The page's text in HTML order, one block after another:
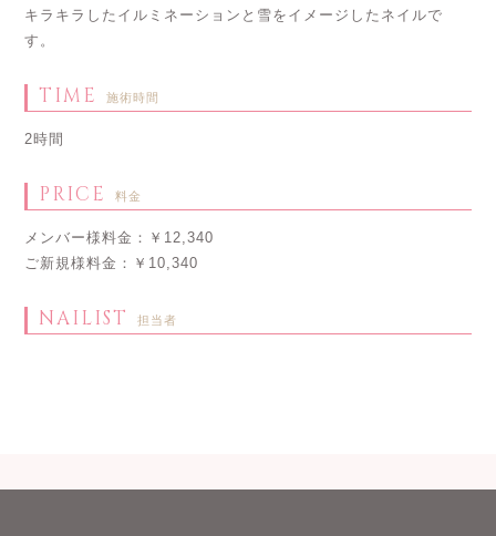
キラキラしたイルミネーションと雪をイメージしたネイルで
す。
TIME 施術時間
2時間
PRICE 料金
メンバー様料金：￥12,340
ご新規様料金：￥10,340
NAILIST 担当者